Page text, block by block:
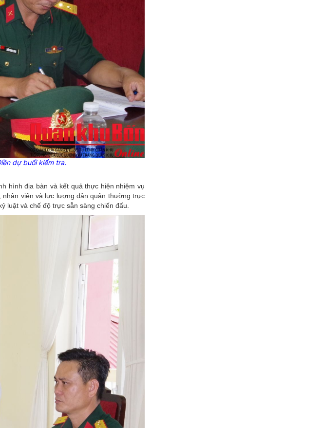
dự buổi kiểm tra.
hình địa bàn và kết quả thực hiện nhiệm vụ
viên và lực lượng dân quân thường trực
luật và chế độ trực sẵn sàng chiến đấu.